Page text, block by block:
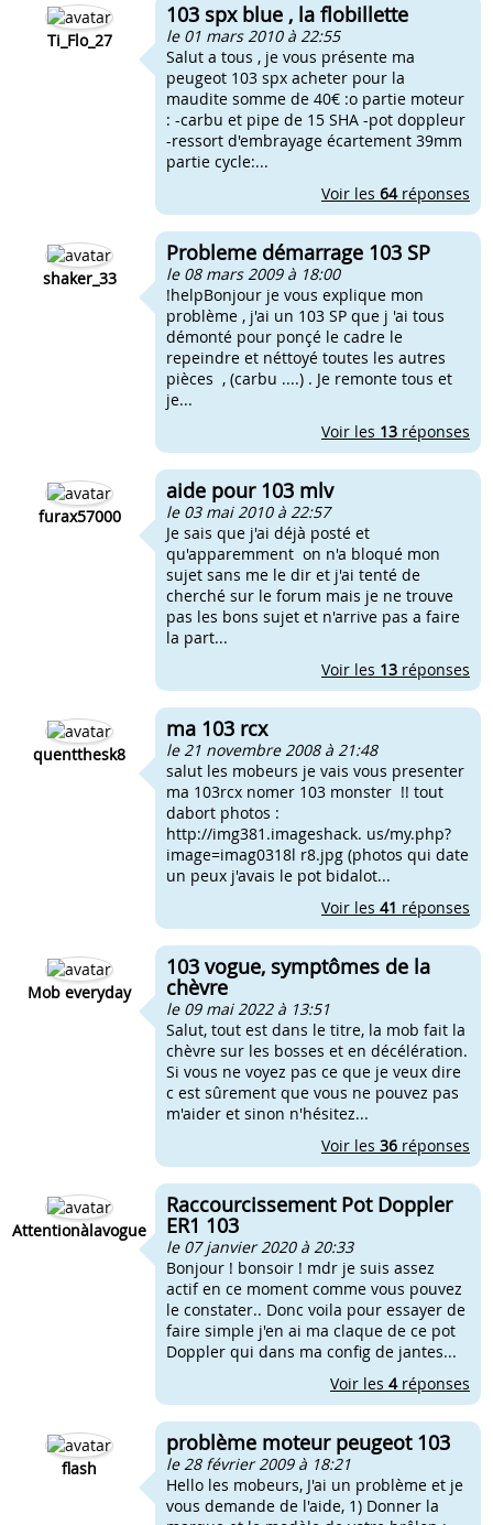
Ti_Flo_27
103 spx blue , la flobillette
le 01 mars 2010 à 22:55
Salut a tous , je vous présente ma
peugeot 103 spx acheter pour la
maudite somme de 40€ :o partie moteur
: -carbu et pipe de 15 SHA -pot doppleur
-ressort d'embrayage écartement 39mm
partie cycle:...
Voir les 64réponses
shaker_33
Probleme démarrage 103 SP
le 08 mars 2009 à 18:00
!helpBonjour je vous explique mon
problème , j'ai un 103 SP que j 'ai tous
démonté pour ponçé le cadre le
repeindre et néttoyé toutes les autres
pièces , (carbu ....) . Je remonte tous et
je...
Voir les 13 réponses
furax57000
aide pour 103 mlv
le 03 mai 2010 à 22:57
Je sais que j'ai déjà posté et
qu'apparemment on n'a bloqué mon
sujet sans me le dir et j'ai tenté de
cherché sur le forum mais je ne trouve
pas les bons sujet et n'arrive pas a faire
la part...
Voir les 13 réponses
quentthesk8
ma 103 rcx
le 21 novembre 2008 à 21:48
salut les mobeurs je vais vous presenter
ma 103rcx nomer 103 monster !! tout
dabort photos :
http://img381.imageshack. us/my.php?
image=imag0318l r8.jpg (photos qui date
un peux j'avais le pot bidalot...
Voir les 41 réponses
Mob everyday
103 vogue, symptômes de la
chèvre
le 09 mai 2022 à 13:51
Salut, tout est dans le titre, la mob fait la
chèvre sur les bosses et en décélération.
Si vous ne voyez pas ce que je veux dire
c est sûrement que vous ne pouvez pas
m'aider et sinon n'hésitez...
Voir les 36 réponses
Attentionàlavogue
Raccourcissement Pot Doppler
ER1 103
le 07 janvier 2020 à 20:33
Bonjour ! bonsoir ! mdr je suis assez
actif en ce moment comme vous pouvez
le constater.. Donc voila pour essayer de
faire simple j'en ai ma claque de ce pot
Doppler qui dans ma config de jantes...
Voir les 4réponses
flash
problème moteur peugeot 103
le 28 février 2009 à 18:21
Hello les mobeurs, J'ai un problème et je
vous demande de l'aide, 1) Donner la